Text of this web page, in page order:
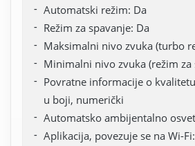
Automatski režim: Da
Režim za spavanje: Da
Maksimalni nivo zvuka (turbo
Minimalni nivo zvuka (režim za
Povratne informacije o
u boji, numerički
Automatsko ambijentalno
Aplikacija, povezuje se na Wi-